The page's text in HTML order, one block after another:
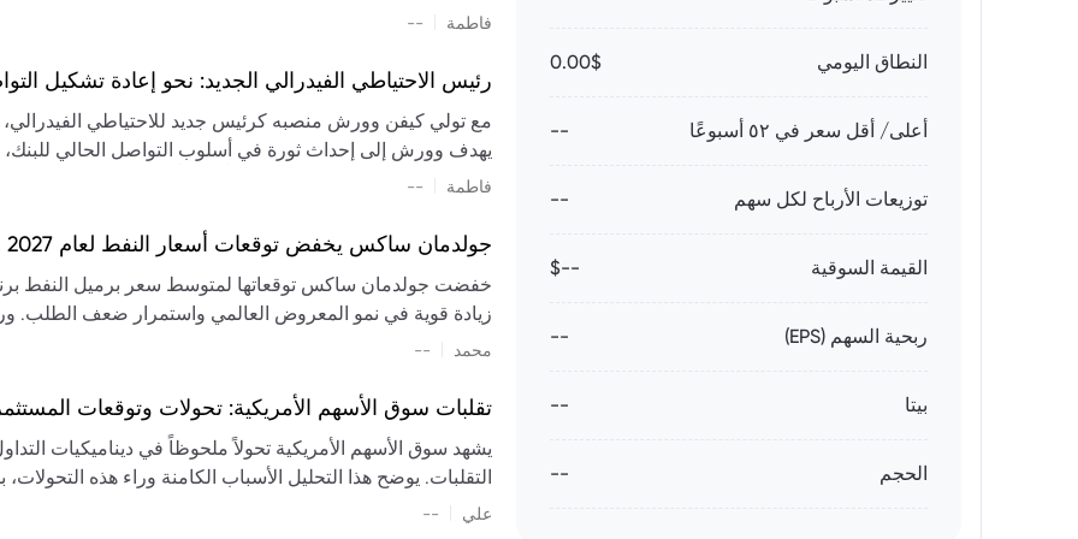
النطاق اليومي 0.00$
أعلى/ أقل سعر في ٥٢ أسبوعًا --
توزيعات الأرباح لكل سهم --
القيمة السوقية --$
ربحية السهم (EPS) --
بيتا --
الحجم --
تشكيل تقييم الصناعة، مع توقعات بارتفاع مستمر في الأسعار
فاطمة --
رئيس الاحتياطي الفيدرالي الجديد: نحو إعادة تشكيل
مع تولي كيفن وورش منصبه كرئيس جديد للاحتياطي الفيدرالي،
يهدف وورش إلى إحداث ثورة في أسلوب التواصل الحالي للبنك،
السياسة ويمنح البنك المركزي دوراً مبالغاً فيه. يسعى إلى
فاطمة --
جولدمان ساكس يخفض توقعات أسعار النفط لعام 2027 وسط تغيرات في العرض والطلب
زيادة قوية في نمو المعروض العالمي واستمرار ضعف الطلب.
العالمية في الربع الثاني
سابقًا. من المتوقع عودة صادرات دول الخليج إلى طبيعتها
عدم اليقين الجيوسياسي يمكن أن يؤدي إلى تقلبات سعرية
استمرار الاضطرابات، وسيناريوهات لانخفاض الأسعار في
إضافي.
محمد --
تقلبات سوق الأسهم الأمريكية: تحولات وتوقعات
يشهد سوق الأسهم الأمريكية تحولاً ملحوظاً في ديناميكيات
التقلبات. يوضح هذا التحليل الأسباب الكامنة وراء هذه
علي --